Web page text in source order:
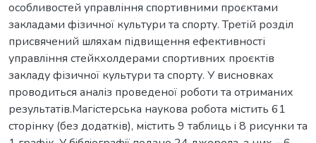
особливостей управління спортивними проєктами
закладами фізичної культури та спорту. Третій розділ
присвячений шляхам підвищення ефективності
управління стейкхолдерами спортивних проєктів
закладу фізичної культури та спорту. У висновках
проводиться аналіз проведеної роботи та отриманих
результатів.Магістерська наукова робота містить 61
сторінку (без додатків), містить 9 таблиць i 8 рисунки та